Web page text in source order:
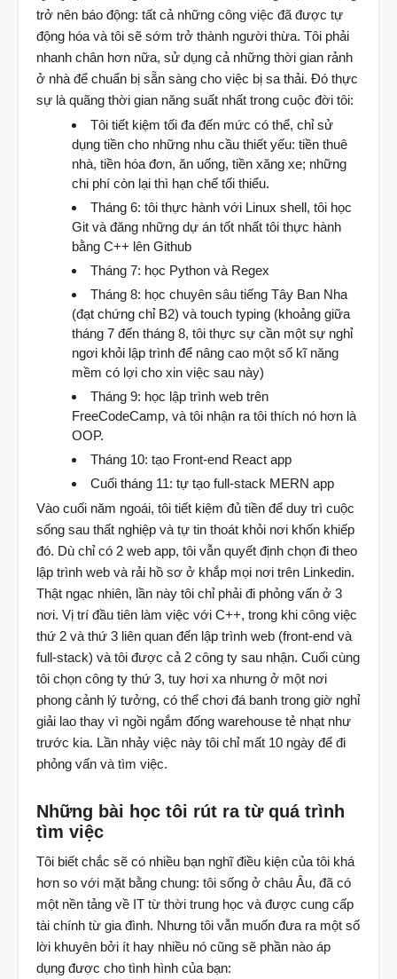
trở nên báo động: tất cả những công việc đã được tự
động hóa và tôi sẽ sớm trở thành người thừa. Tôi phải
nhanh chân hơn nữa, sử dụng cả những thời gian rảnh
ở nhà để chuẩn bị sẵn sàng cho việc bị sa thải. Đó thực
sự là quãng thời gian năng suất nhất trong cuộc đời tôi:
Tôi tiết kiệm tối đa đến mức có thể, chỉ sử
dụng tiền cho những nhu cầu thiết yếu: tiền thuê
nhà, tiền hóa đơn, ăn uống, tiền xăng xe; những
chi phí còn lại thì hạn chế tối thiểu.
Tháng 6: tôi thực hành với Linux shell, tôi học
Git và đăng những dự án tốt nhất tôi thực hành
bằng C++ lên Github
Tháng 7: học Python và Regex
Tháng 8: học chuyên sâu tiếng Tây Ban Nha
(đạt chứng chỉ B2) và touch typing (khoảng giữa
tháng 7 đến tháng 8, tôi thực sự cần một sự nghỉ
ngơi khỏi lập trình để nâng cao một số kĩ năng
mềm có lợi cho xin việc sau này)
Tháng 9: học lập trình web trên
FreeCodeCamp, và tôi nhận ra tôi thích nó hơn là
OOP.
Tháng 10: tạo Front-end React app
Cuối tháng 11: tự tạo full-stack MERN app
Vào cuối năm ngoái, tôi tiết kiệm đủ tiền để duy trì cuộc
sống sau thất nghiệp và tự tin thoát khỏi nơi khốn khiếp
đó. Dù chỉ có 2 web app, tôi vẫn quyết định chọn đi theo
lập trình web và rải hồ sơ ở khắp mọi nơi trên Linkedin.
Thật ngạc nhiên, lần này tôi chỉ phải đi phỏng vấn ở 3
nơi. Vị trí đầu tiên làm việc với C++, trong khi công việc
thứ 2 và thứ 3 liên quan đến lập trình web (front-end và
full-stack) và tôi được cả 2 công ty sau nhận. Cuối cùng
tôi chọn công ty thứ 3, tuy hơi xa nhưng ở một nơi
phong cảnh lý tưởng, có thể chơi đá banh trong giờ nghỉ
giải lao thay vì ngồi ngắm đống warehouse tẻ nhạt như
trước kia. Lần nhảy việc này tôi chỉ mất 10 ngày để đi
phỏng vấn và tìm việc.
Những bài học tôi rút ra từ quá trình
tìm việc
Tôi biết chắc sẽ có nhiều bạn nghĩ điều kiện của tôi khá
hơn so với mặt bằng chung: tôi sống ở châu Âu, đã có
một nền tảng về IT từ thời trung học và được cung cấp
tài chính từ gia đình. Nhưng tôi vẫn muốn đưa ra một số
lời khuyên bởi ít hay nhiều nó cũng sẽ phần nào áp
dụng được cho tình hình của bạn: